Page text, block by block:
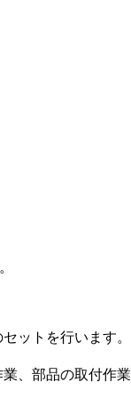
ットを行います。
、部品の取付作